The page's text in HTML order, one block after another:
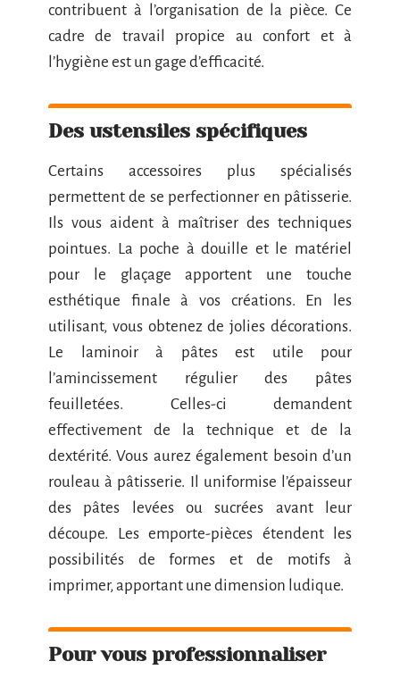
contribuent à l’organisation de la pièce. Ce
cadre de travail propice au confort et à
l’hygiène est un gage d’efficacité.
Des ustensiles spécifiques
Certains accessoires plus spécialisés
permettent de se perfectionner en pâtisserie.
Ils vous aident à maîtriser des techniques
pointues. La poche à douille et le matériel
pour le glaçage apportent une touche
esthétique finale à vos créations. En les
utilisant, vous obtenez de jolies décorations.
Le laminoir à pâtes est utile pour
l’amincissement régulier des pâtes
feuilletées. Celles-ci demandent
effectivement de la technique et de la
dextérité. Vous aurez également besoin d’un
rouleau à pâtisserie. Il uniformise l’épaisseur
des pâtes levées ou sucrées avant leur
découpe. Les emporte-pièces étendent les
possibilités de formes et de motifs à
imprimer, apportant une dimension ludique.
Pour vous professionnaliser